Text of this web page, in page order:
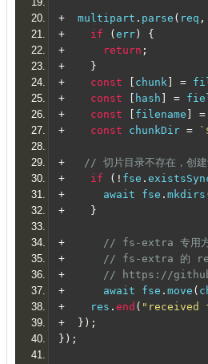
+ multipart . parse ( req ,
+
if ( err )
{
+
return ;
+
}
+
const chunk =
+
const hash =
+
const filename =
+
const chunkDir =
+
// 切片目录不存在，创建
+
if (! fse .
+ await fse . mkdirs
+
}
+
// fs-extra 专用方
+
// fs-extra 的
+
// https://
+ await fse . move (
+ res . end ( "received
+
});
});